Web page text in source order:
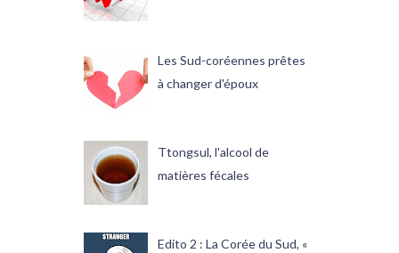
Les Sud-coréennes prêtes
à changer d'époux
Ttongsul, l'alcool de
matières fécales
Edito 2 : La Corée du Sud, «